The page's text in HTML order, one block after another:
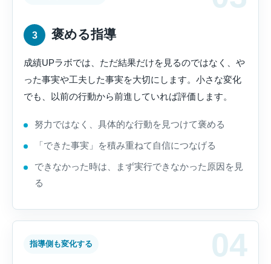
3 褒める指導
成績UPラボでは、ただ結果だけを見るのではなく、や
った事実や工夫した事実を大切にします。小さな変化
でも、以前の行動から前進していれば評価します。
努力ではなく、具体的な行動を見つけて褒める
「できた事実」を積み重ねて自信につなげる
できなかった時は、まず実行できなかった原因を見
る
指導側も変化する